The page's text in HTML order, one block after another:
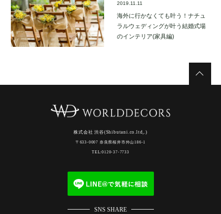
2019.11.11
海外に行かなくても叶う！ナチュ
ラルウェディングが叶う結婚式場
のインテリア(家具編)
株式会社 渋谷(Shibutani.co.ltd,.)
〒633-0007 奈良県桜井市外山186-1
TEL:0120-37-7733
SNS SHARE